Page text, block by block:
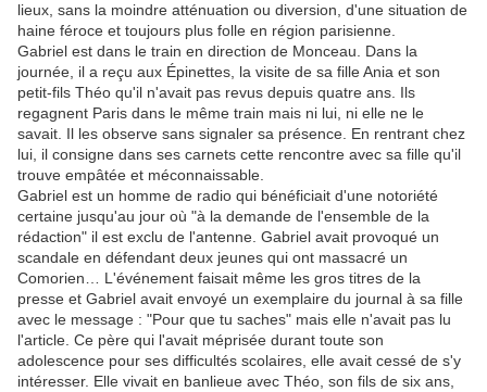
lieux, sans la moindre atténuation ou diversion, d'une situation de
haine féroce et toujours plus folle en région parisienne.
Gabriel est dans le train en direction de Monceau. Dans la
journée, il a reçu aux Épinettes, la visite de sa fille Ania et son
petit-fils Théo qu'il n'avait pas revus depuis quatre ans. Ils
regagnent Paris dans le même train mais ni lui, ni elle ne le
savait. Il les observe sans signaler sa présence. En rentrant chez
lui, il consigne dans ses carnets cette rencontre avec sa fille qu'il
trouve empâtée et méconnaissable.
Gabriel est un homme de radio qui bénéficiait d'une notoriété
certaine jusqu'au jour où "à la demande de l'ensemble de la
rédaction" il est exclu de l'antenne. Gabriel avait provoqué un
scandale en défendant deux jeunes qui ont massacré un
Comorien… L'événement faisait même les gros titres de la
presse et Gabriel avait envoyé un exemplaire du journal à sa fille
avec le message : "Pour que tu saches" mais elle n'avait pas lu
l'article. Ce père qui l'avait méprisée durant toute son
adolescence pour ses difficultés scolaires, elle avait cessé de s'y
intéresser. Elle vivait en banlieue avec Théo, son fils de six ans,